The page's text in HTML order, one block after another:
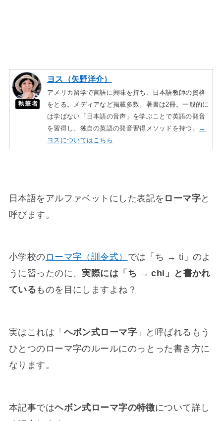
執筆者
ヨス（矢野洋介）
アメリカ留学で言語に興味を持ち、日本語教師の資格
をとる。メディアなど掲載多数。著書は2冊。一般的に
は学ばない「日本語の音声」を学ぶことで英語の発音
を習得し、独自の英語の発音習得メソッドを持つ。
→
ヨスについてはこちら
日本語をアルファベットにした表記を ローマ字と
呼びます。
小学校の ローマ字（訓令式） では「ち → ti」のよ
うに習ったのに、実際には「ち → chi」と書かれ
ている ものを目にしますよね？
実はこれは「 ヘボン式ローマ字 」と呼ばれるもう
ひとつのローマ字のルールにのっとった書き方に
なります。
本記事ではヘボン式ローマ字の特徴について詳し